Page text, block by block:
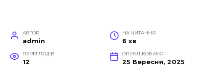
АВТОР
admin
НА ЧИТАННЯ
6 хв
ПЕРЕГЛЯДІВ
12
ОПУБЛІКОВАНО
25 Вересня, 2025